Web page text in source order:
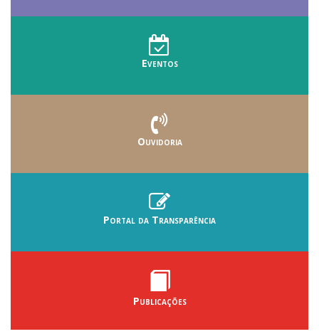
Eventos
Ouvidoria
Portal da Transparência
Publicações